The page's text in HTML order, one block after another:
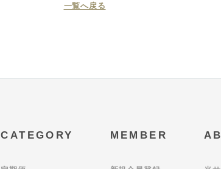
一覧へ戻る
CATEGORY MEMBER